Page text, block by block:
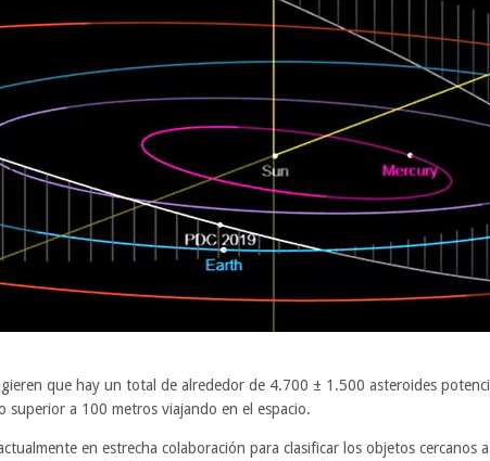
que hay un total de alrededor de 4.700 ± 1.500 asteroides
superior a 100 metros viajando en el espacio.
en estrecha colaboración para clasificar los objetos cercanos